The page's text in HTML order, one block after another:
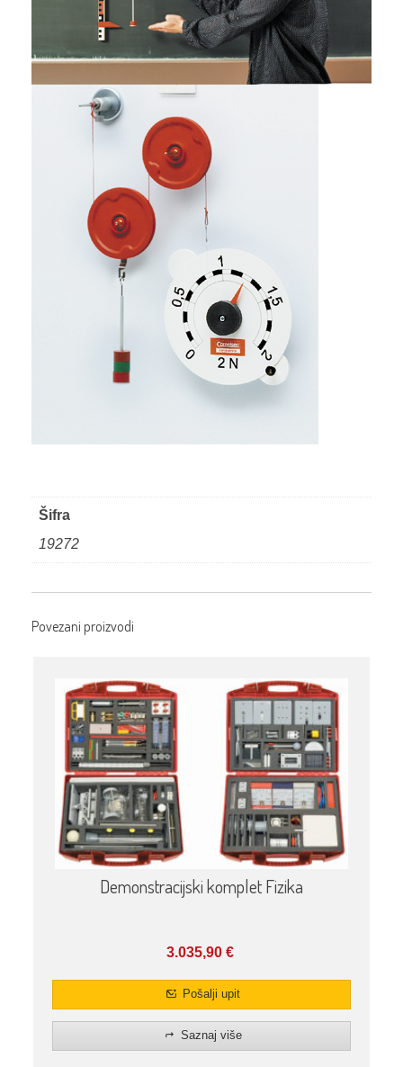
Šifra
19272
Povezani proizvodi
Demonstracijski komplet Fizika
3.035,90 €
Pošalji upit
Saznaj više